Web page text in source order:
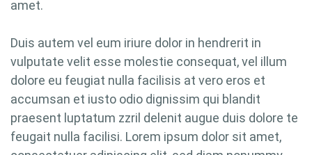
amet.
Duis autem vel eum iriure dolor in hendrerit in
vulputate velit esse molestie consequat, vel illum
dolore eu feugiat nulla facilisis at vero eros et
accumsan et iusto odio dignissim qui blandit
praesent luptatum zzril delenit augue duis dolore te
feugait nulla facilisi. Lorem ipsum dolor sit amet,